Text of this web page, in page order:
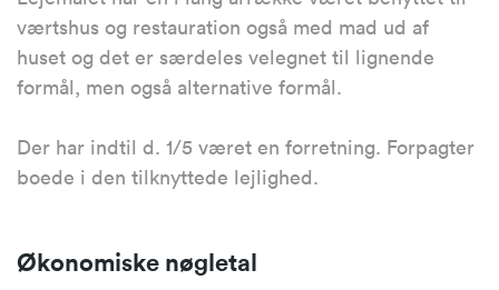
værtshus og restauration også med mad ud af
huset og det er særdeles velegnet til lignende
formål, men også alternative formål.
Der har indtil d. 1/5 været en forretning. Forpagter
boede i den tilknyttede lejlighed.
Økonomiske nøgletal